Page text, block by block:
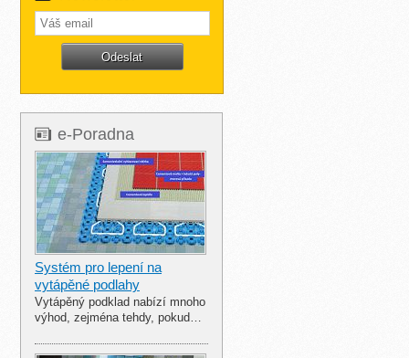
e-Poradna
Systém pro lepení na
vytápěné podlahy
Vytápěný podklad nabízí mnoho
výhod, zejména tehdy, pokud…